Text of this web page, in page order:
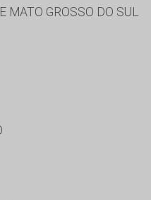
GROSSO DO SUL